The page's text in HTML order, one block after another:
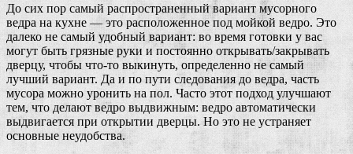
До сих пор самый распространенный вариант мусорного
ведра на кухне — это расположенное под мойкой ведро. Это
далеко не самый удобный вариант: во время готовки у вас
могут быть грязные руки и постоянно открывать/закрывать
дверцу, чтобы что-то выкинуть, определенно не самый
лучший вариант. Да и по пути следования до ведра, часть
мусора можно уронить на пол. Часто этот подход улучшают
тем, что делают ведро выдвижным: ведро автоматически
выдвигается при открытии дверцы. Но это не устраняет
основные неудобства.